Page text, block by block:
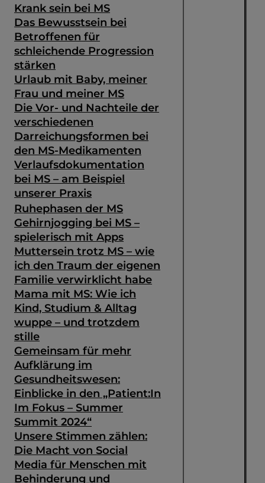
Krank sein bei MS
Das Bewusstsein bei
Betroffenen für
schleichende Progression
stärken
Urlaub mit Baby, meiner
Frau und meiner MS
Die Vor- und Nachteile der
verschiedenen
Darreichungsformen bei
den MS-Medikamenten
Verlaufsdokumentation
bei MS – am Beispiel
unserer Praxis
Ruhephasen der MS
Gehirnjogging bei MS –
spielerisch mit Apps
Muttersein trotz MS – wie
ich den Traum der eigenen
Familie verwirklicht habe
Mama mit MS: Wie ich
Kind, Studium & Alltag
wuppe – und trotzdem
stille
Gemeinsam für mehr
Aufklärung im
Gesundheitswesen:
Einblicke in den „Patient:In
Im Fokus – Summer
Summit 2024“
Unsere Stimmen zählen:
Die Macht von Social
Media für Menschen mit
Behinderung und